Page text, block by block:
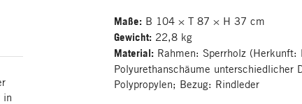
in
Maße: B 104 × T 87 × H 37 cm
Gewicht: 22,8 kg
Material: Rahmen: Sperrholz (Herkunft:
Polyurethanschäume unterschiedlicher
Polypropylen; Bezug: Rindleder